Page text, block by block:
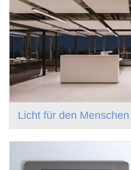
Licht für den Menschen